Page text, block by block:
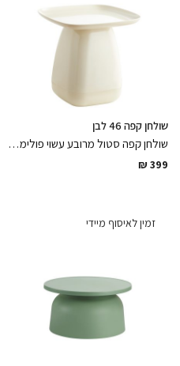
שולחן קפה 46 לבן
שולחן קפה סטול מרובע עשוי פולימר בגוון לבן פנינה עמיד לתנאי חוץ רב שימושי למרפסת ולגינה בגימורים מושלמים
₪ 399
זמין לאיסוף מיידי